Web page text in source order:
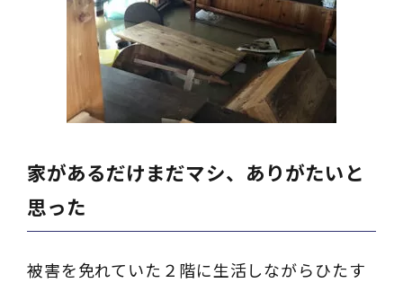
家があるだけまだマシ、ありがたいと
思った
被害を免れていた２階に生活しながらひたす